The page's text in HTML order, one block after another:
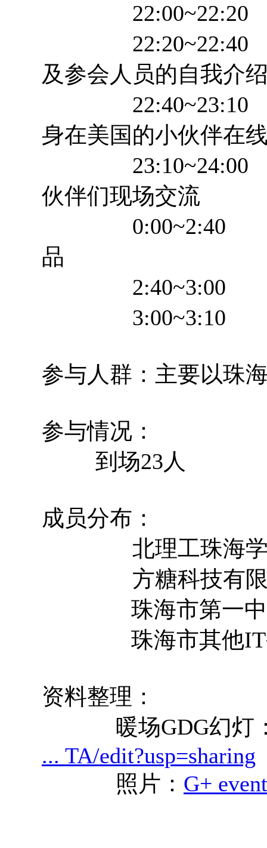
22:00~22:20 签
22:20~22:40 开
及参会人员的自我介
22:40~23:10 谷
身在美国的小伙伴在
23:10~24:00 回
伙伴们现场交流
0:00~2:40 I/O
品
2:40~3:00 派
3:00~3:10 宣
参与人群：主要以
参与情况：
到场23人
成员分布：
北理工珠海学
方糖科技有限
珠海市第一中
珠海市其他IT
资料整理：
暖场GDG幻灯
... TA/edit?usp=sharing
照片： G+ event